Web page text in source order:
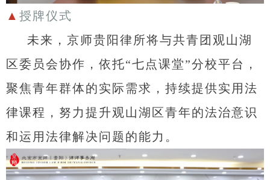
▲ 授牌仪式
未来，京师贵阳律所将与共青团观山湖
区委员会协作，依托“七点课堂”分校平台，
聚焦青年群体的实际需求，持续提供实用法
律课程，努力提升观山湖区青年的法治意识
和运用法律解决问题的能力。